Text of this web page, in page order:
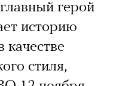
герой
историю
качестве
стиля,